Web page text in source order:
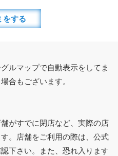
をする
ルマップで自動表示をしてま
合もございます。
がすでに閉店など、実際の店
。店舗をご利用の際は、公式
下さい。また、恐れ入ります